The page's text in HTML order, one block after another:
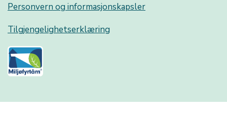
Personvern og informasjonskapsler
Tilgjengelighetserklæring